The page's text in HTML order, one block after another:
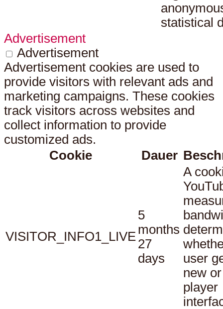
statistical
Advertisement
Advertisement
Advertisement cookies are used to
provide visitors with relevant ads and
marketing campaigns. These cookies
track visitors across websites and
collect information to provide
customized ads.
Cookie
Dauer
VISITOR_INFO1_LIVE
5
months
27
days
A
user
new
player